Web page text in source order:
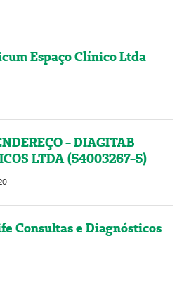
Espaço Clínico Ltda
- DIAGITAB
LTDA (54003267-5)
Consultas e Diagnósticos